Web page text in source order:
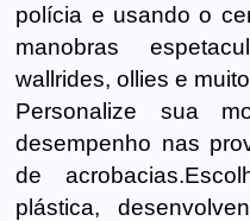
polícia e usando o
manobras
wallrides, ollies e
Personalize sua
desempenho nas
de
plástica,